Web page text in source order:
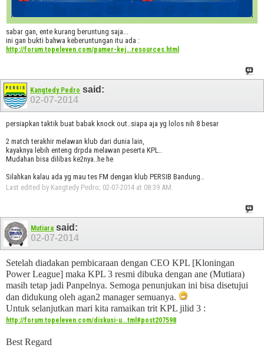
sabar gan, ente kurang beruntung saja...
ini gan bukti bahwa keberuntungan itu ada :
http://forum.topeleven.com/pamer-kej...resources.html
Kangtedy Pedro said:
02-07-2014
persiapkan taktik buat babak knock out..siapa aja yg lolos nih 8 besar
2 match terakhir melawan klub dari dunia lain,
kayaknya lebih enteng drpda melawan peserta KPL..
Mudahan bisa dilibas ke2nya..he he
Silahkan kalau ada yg mau tes FM dengan klub PERSIB Bandung..
Last edited by Kangtedy Pedro; 02-07-2014 at 08:39 AM.
Mutiara said:
02-07-2014
Setelah diadakan pembicaraan dengan CEO KPL [Kloningan
Power League] maka KPL 3 resmi dibuka dengan ane (Mutiara)
masih tetap jadi Panpelnya. Semoga penunjukan ini bisa disetujui
dan didukung oleh agan2 manager semuanya.
Untuk selanjutkan mari kita ramaikan trit KPL jilid 3 :
http://forum.topeleven.com/diskusi-u...tml#post207598
Best Regard